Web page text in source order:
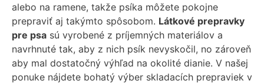
alebo na ramene, takže psíka môžete pokojne
prepraviť aj takýmto spôsobom. Látkové prepravky
pre psa sú vyrobené z príjemných materiálov a
navrhnuté tak, aby z nich psík nevyskočil, no zároveň
aby mal dostatočný výhľad na okolité dianie. V našej
ponuke nájdete bohatý výber skladacích prepraviek v